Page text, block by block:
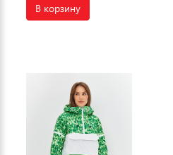
В корзину